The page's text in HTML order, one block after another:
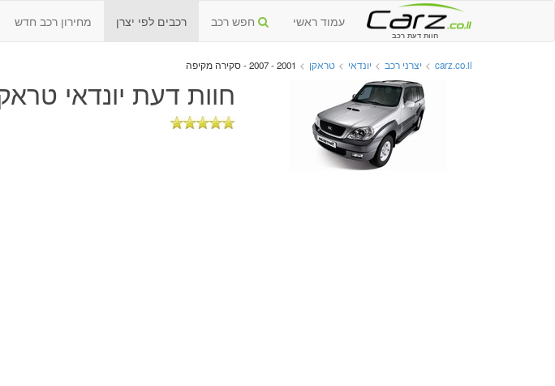
חוות דעת רכב
עמוד ראשי חפש רכב רכבים לפי יצרן מחירון רכב חדש
carz.co.il
> יצרני רכב > יונדאי > טראקן > 2001 - 2007 - סקירה מקיפה
חוות דעת יונדאי טראקן יד